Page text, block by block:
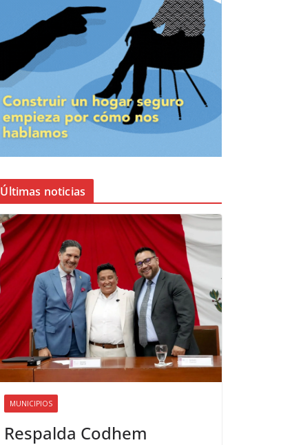
Últimas noticias
MUNICIPIOS
Respalda Codhem